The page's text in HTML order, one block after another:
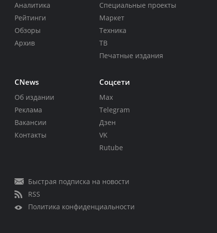
Аналитика
Рейтинги
Обзоры
Архив
Специальные проекты
Маркет
Техника
ТВ
Печатные издания
CNews
Об издании
Реклама
Вакансии
Контакты
Соцсети
Max
Telegram
Дзен
VK
Rutube
Быстрая подписка на новости
RSS
Политика конфиденциальности